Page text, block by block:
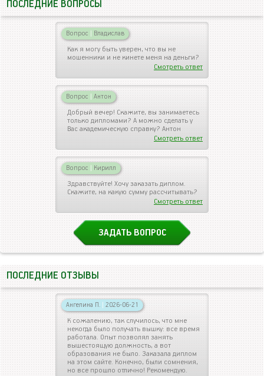
ПОСЛЕДНИЕ ВОПРОСЫ
Вопрос Владислав
Как я могу быть уверен, что вы не
мошенники и не кинете меня на деньги?
Смотреть ответ
Вопрос Антон
Добрый вечер! Скажите, вы занимаетесь
только дипломами? А можно сделать у
Вас академическую справку? Антон
Смотреть ответ
Вопрос Кирилл
Здравствуйте! Хочу заказать диплом.
Скажите, на какую сумму рассчитывать?
Смотреть ответ
ЗАДАТЬ ВОПРОС
ПОСЛЕДНИЕ ОТЗЫВЫ
Ангелина П. 2026-06-21
К сожалению, так случилось, что мне
некогда было получать вышку: все время
работала. Опыт позволял занять
вышестоящую должность, а вот
образования не было. Заказала диплом
на этом сайте. Конечно, были сомнения,
но все прошло отлично! Рекомендую.